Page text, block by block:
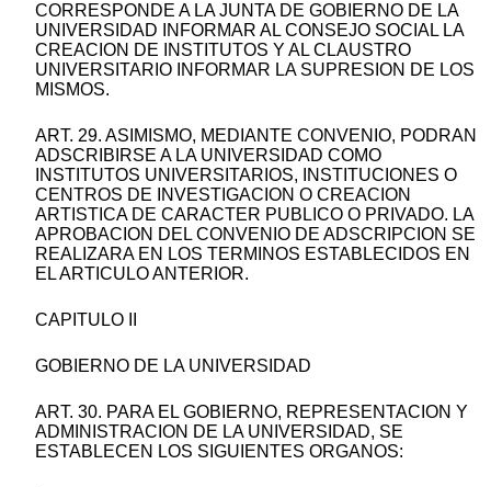
CORRESPONDE A LA JUNTA DE GOBIERNO DE LA
UNIVERSIDAD INFORMAR AL CONSEJO SOCIAL LA
CREACION DE INSTITUTOS Y AL CLAUSTRO
UNIVERSITARIO INFORMAR LA SUPRESION DE LOS
MISMOS.
ART. 29. ASIMISMO, MEDIANTE CONVENIO, PODRAN
ADSCRIBIRSE A LA UNIVERSIDAD COMO
INSTITUTOS UNIVERSITARIOS, INSTITUCIONES O
CENTROS DE INVESTIGACION O CREACION
ARTISTICA DE CARACTER PUBLICO O PRIVADO. LA
APROBACION DEL CONVENIO DE ADSCRIPCION SE
REALIZARA EN LOS TERMINOS ESTABLECIDOS EN
EL ARTICULO ANTERIOR.
CAPITULO II
GOBIERNO DE LA UNIVERSIDAD
ART. 30. PARA EL GOBIERNO, REPRESENTACION Y
ADMINISTRACION DE LA UNIVERSIDAD, SE
ESTABLECEN LOS SIGUIENTES ORGANOS: